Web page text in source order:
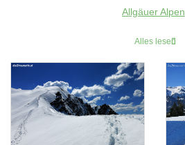
Allgäuer Alpen
Alles lesen